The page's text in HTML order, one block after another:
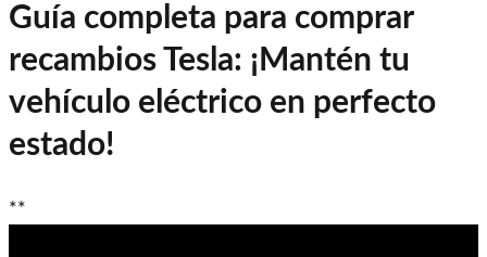
Guía completa para comprar
recambios Tesla: ¡Mantén tu
vehículo eléctrico en perfecto
estado!
**